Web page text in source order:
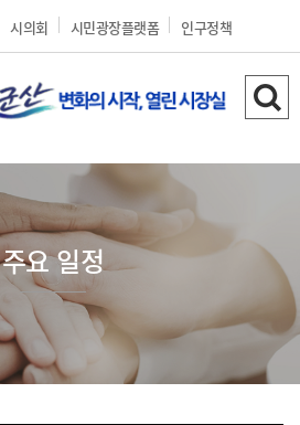
시의회 시민광장플랫폼 인구정책
검
하
주요 일정